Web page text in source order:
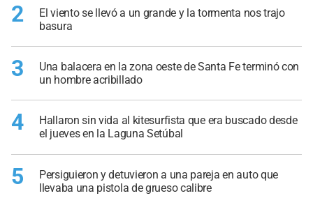
2
El viento se llevó a un grande y la tormenta nos trajo
basura
3
Una balacera en la zona oeste de Santa Fe terminó con
un hombre acribillado
4
Hallaron sin vida al kitesurfista que era buscado desde
el jueves en la Laguna Setúbal
5
Persiguieron y detuvieron a una pareja en auto que
llevaba una pistola de grueso calibre